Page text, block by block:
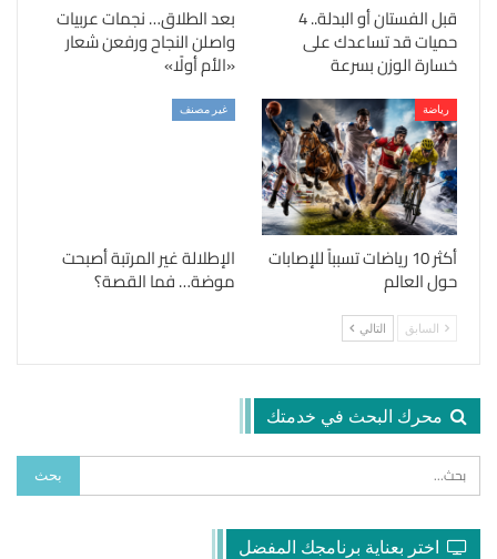
قبل الفستان أو البدلة.. 4
حميات قد تساعدك على
خسارة الوزن بسرعة
بعد الطلاق… نجمات عربيات
واصلن النجاح ورفعن شعار
«الأم أولًا»
رياضة
أكثر 10 رياضات تسبباً للإصابات
حول العالم
غير مصنف
الإطلالة غير المرتبة أصبحت
موضة… فما القصة؟
السابق التالي
محرك البحث في خدمتك
اختر بعناية برنامجك المفضل